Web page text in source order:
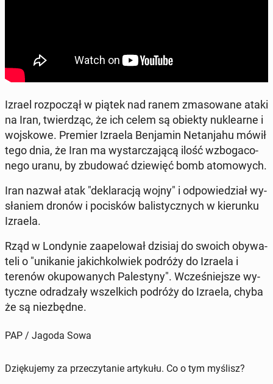
Izrael roz­po­czął w piątek nad ranem zma­so­wa­ne ataki
na Iran, twier­dząc, że ich celem są obiekty nu­kle­ar­ne i
woj­sko­we. Premier Izraela Ben­ja­min Ne­tan­ja­hu mówił
tego dnia, że Iran ma wy­star­cza­ją­cą ilość wzbo­ga­co­
ne­go uranu, by zbu­do­wać dzie­więć bomb ato­mo­wych.
Iran nazwał atak "de­kla­ra­cją wojny" i od­po­wie­dział wy­
sła­niem dronów i po­ci­sków ba­li­stycz­nych w kie­run­ku
Izraela.
Rząd w Lon­dy­nie za­ape­lo­wał dzisiaj do swoich oby­wa­
te­li o "uni­ka­nie ja­kich­kol­wiek podróży do Izraela i
terenów oku­po­wa­nych Pa­le­sty­ny". Wcze­śniej­sze wy­
tycz­ne od­ra­dza­ły wszel­kich podróży do Izraela, chyba
że są nie­zbęd­ne.
PAP / Jagoda Sowa
Dziękujemy za przeczytanie artykułu. Co o tym myślisz?